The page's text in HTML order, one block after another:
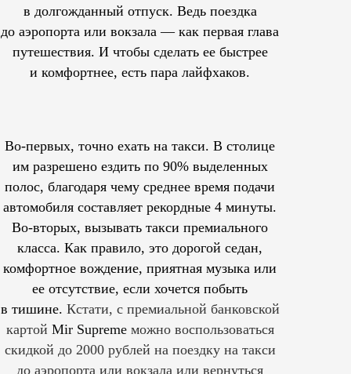
в долгожданный отпуск. Ведь поездка
до аэропорта или вокзала — как первая глава
путешествия. И чтобы сделать ее быстрее
и комфортнее, есть пара лайфхаков.
Во-первых, точно ехать на такси. В столице
им разрешеноездить по 90% выделенных
полос, благодаря чему среднее время подачи
автомобиля составляет рекордные 4 минуты.
Во-вторых, вызывать такси премиального
класса. Как правило, это дорогой седан,
комфортное вождение, приятная музыка или
ее отсутствие, если хочется побыть
в тишине. Кстати, с премиальной банковской
картой Mir Supreme можно воспользоваться
скидкой до 2000 рублей на поездку на такси
до аэропорта или вокзала или вернуться